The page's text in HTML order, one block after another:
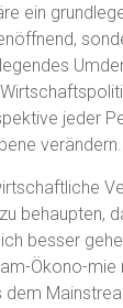
ein
jeder
verändern.
behaupten,
besser
Ökono-
dem